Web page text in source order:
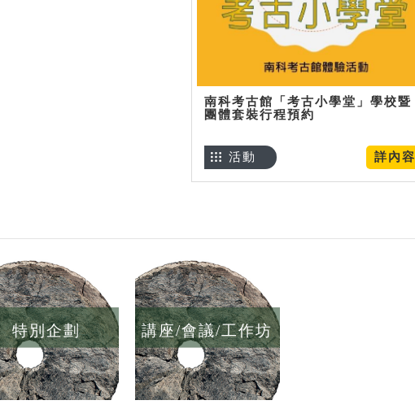
南科考古館「考古小學堂」學校暨
團體套裝行程預約
詳內容
活動
特別企劃 講座/會議/工作坊